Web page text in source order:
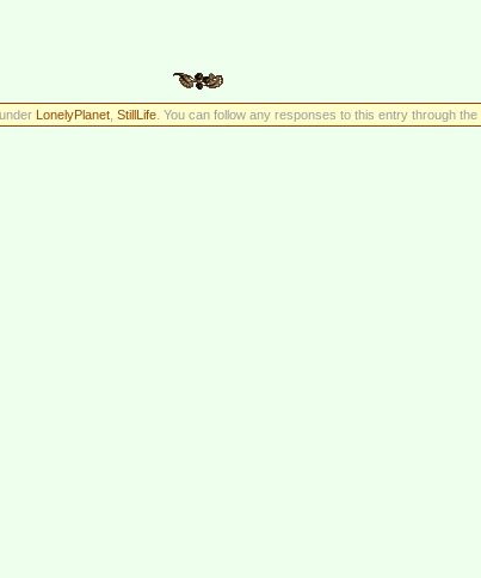
LonelyPlanet, StillLife. You can follow any responses to this entry through the